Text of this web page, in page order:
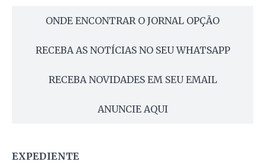
ONDE ENCONTRAR O JORNAL OPÇÃO
RECEBA AS NOTÍCIAS NO SEU WHATSAPP
RECEBA NOVIDADES EM SEU EMAIL
ANUNCIE AQUI
EXPEDIENTE